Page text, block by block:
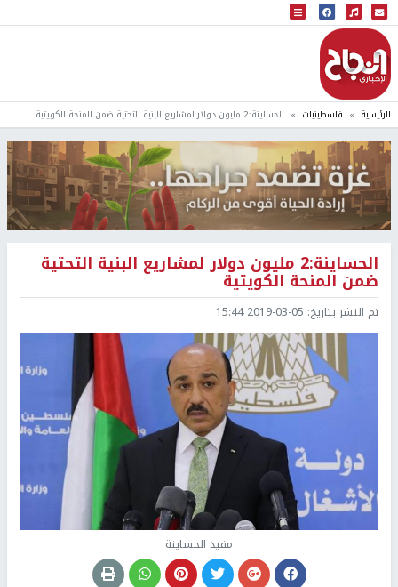
البث المباشر
إذاعة النجاح
الرئيسية فلسطينيات الحساينة:2 مليون دولار لمشاريع البنية التحتية ضمن المنحة الكويتية
الحساينة:2 مليون دولار لمشاريع البنية التحتية
ضمن المنحة الكويتية
تم النشر بتاريخ: 2019-03-05 15:44
مفيد الحساينة